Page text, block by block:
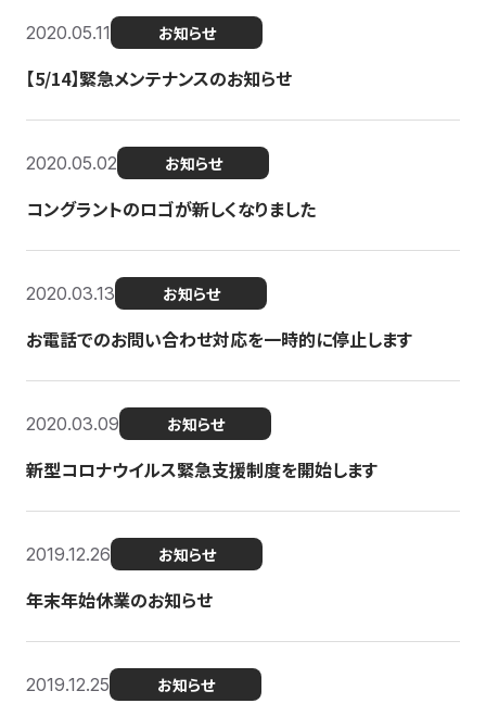
2020.05.11 お知らせ
【5/14】緊急メンテナンスのお知らせ
2020.05.02 お知らせ
コングラントのロゴが新しくなりました
2020.03.13 お知らせ
お電話でのお問い合わせ対応を一時的に停止します
2020.03.09 お知らせ
新型コロナウイルス緊急支援制度を開始します
2019.12.26 お知らせ
年末年始休業のお知らせ
2019.12.25 お知らせ